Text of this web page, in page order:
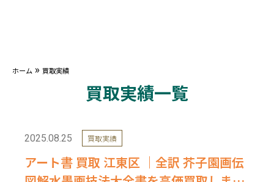
ホーム » 買取実績
買取実績一覧
2025.08.25 買取実績
アート書 買取 江東区 ｜全訳 芥子園画伝